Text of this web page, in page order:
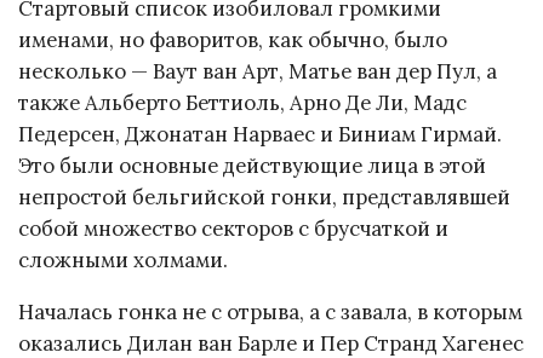
Стартовый список изобиловал громкими
именами, но фаворитов, как обычно, было
несколько — Ваут ван Арт, Матье ван дер Пул, а
также Альберто Беттиоль, Арно Де Ли, Мадс
Педерсен, Джонатан Нарваес и Биниам Гирмай.
Это были основные действующие лица в этой
непростой бельгийской гонки, представлявшей
собой множество секторов с брусчаткой и
сложными холмами.
Началась гонка не с отрыва, а с завала, в которым
оказались Дилан ван Барле и Пер Странд Хагенес